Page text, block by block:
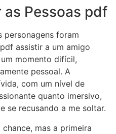
Pessoas pdf
personagens foram
assistir a um amigo
momento difícil,
pessoal. A
com um nível de
quanto imersivo,
se recusando a me soltar.
mas a primeira